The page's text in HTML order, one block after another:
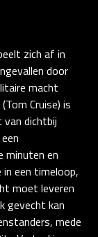
zich af in
door
macht
Cruise) is
dichtbij
minuten en
een timeloop,
moet leveren
gevecht kan
mede